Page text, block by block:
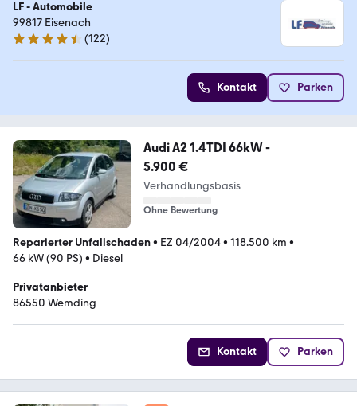
LF - Automobile
99817 Eisenach
4.7 Sterne
(122)
Kontakt Parken
Audi A2 1.4TDI 66kW -
5.900 €
Verhandlungsbasis
Ohne Bewertung
Reparierter Unfallschaden• EZ 04/2004• 118.500 km •
66 kW (90 PS) • Diesel
Privatanbieter
86550 Wemding
Kontakt Parken